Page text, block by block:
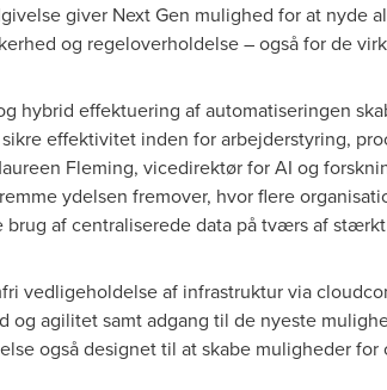
giver Next Gen mulighed for at nyde
og regeloverholdelse – også for de
hybrid effektuering af automatiseringen
effektivitet inden for arbejderstyring,
Fleming, vicedirektør for AI og
ydelsen fremover, hvor flere
af centraliserede data på tværs af
vedligeholdelse af infrastruktur via
og agilitet samt adgang til de nyeste
også designet til at skabe muligheder